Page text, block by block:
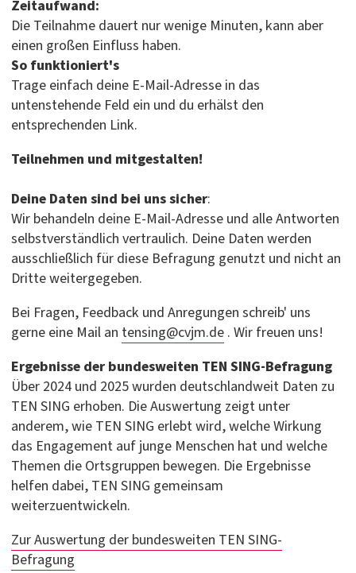
Zeitaufwand:
Die Teilnahme dauert nur wenige Minuten, kann aber
einen großen Einfluss haben.
So funktioniert's
Trage einfach deine E-Mail-Adresse in das
untenstehende Feld ein und du erhälst den
entsprechenden Link.
Teilnehmen und mitgestalten!
Deine Daten sind bei uns sicher:
Wir behandeln deine E-Mail-Adresse und alle Antworten
selbstverständlich vertraulich. Deine Daten werden
ausschließlich für diese Befragung genutzt und nicht an
Dritte weitergegeben.
Bei Fragen, Feedback und Anregungen schreib' uns
gerne eine Mail an tensing@cvjm.de . Wir freuen uns!
Ergebnisse der bundesweiten TEN SING-Befragung
Über 2024 und 2025 wurden deutschlandweit Daten zu
TEN SING erhoben. Die Auswertung zeigt unter
anderem, wie TEN SING erlebt wird, welche Wirkung
das Engagement auf junge Menschen hat und welche
Themen die Ortsgruppen bewegen. Die Ergebnisse
helfen dabei, TEN SING gemeinsam
weiterzuentwickeln.
Zur Auswertung der bundesweiten TEN SING-
Befragung